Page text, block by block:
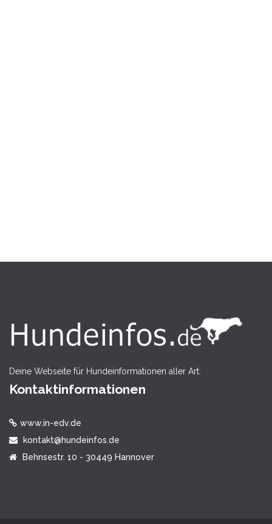
Deine Webseite für Hundeinformationen aller Art.
Kontaktinformationen
www.in-edv.de
kontakt@hundeinfos.de
Behnsestr. 10 - 30449 Hannover